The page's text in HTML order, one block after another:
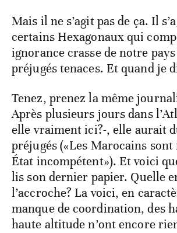
Mais il ne s’agit pas de ça. Il
certains Hexagonaux qui
ignorance crasse de notre
préjugés tenaces. Et quand je
Tenez, prenez la même
Après plusieurs jours dans
elle vraiment ici?-, elle aurait
préjugés («Les Marocains
État incompétent»). Et voici
lis son dernier papier. Quelle
l’accroche? La voici, en
manque de coordination, des
haute altitude n’ont encore